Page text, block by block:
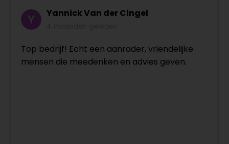
Yannick Van der Cingel
Top bedrijf! Echt een aanrader, vriendelijke
mensen die meedenken en advies geven.